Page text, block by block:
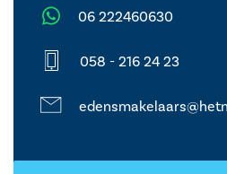
06 222460630
058 - 216 24 23